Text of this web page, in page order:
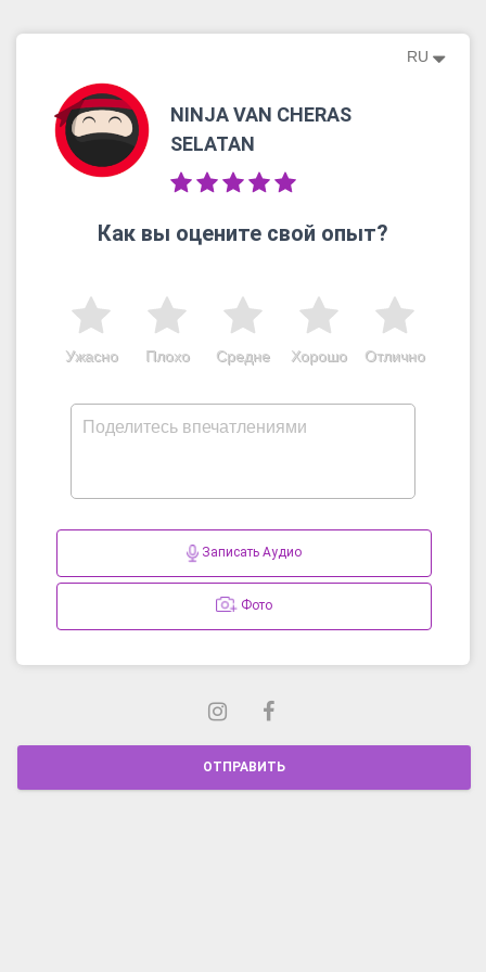
RU
NINJA VAN CHERAS
SELATAN
Как вы оцените свой опыт?
Отлично
Хорошо
Средне
Плохо
Ужасно
Записать Аудио
Фото
ОТПРАВИТЬ